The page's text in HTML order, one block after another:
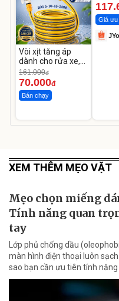
Vòi xịt tăng áp
dành cho rửa xe,
tưới cây
161.000đ
70.000đ
Bán chạy
Giá ưu
XEM THÊM MẸO VẶT
Mẹo chọn miếng
Tính năng quan
tay
Lớp phủ chống dầu
màn hình điện thoại luôn
sao bạn cần ưu tiên tính